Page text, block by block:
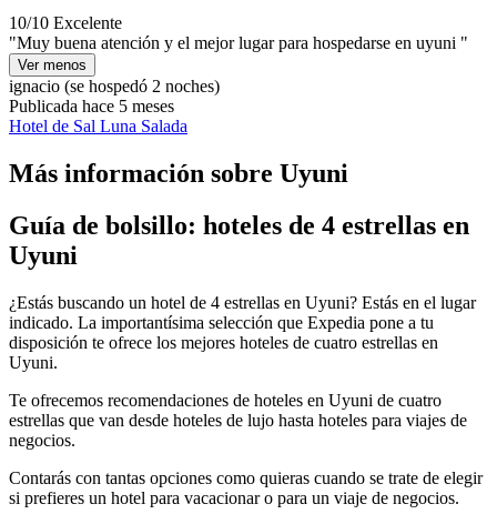
10/10 Excelente
"Muy buena atención y el mejor lugar para hospedarse en uyuni "
Ver menos
ignacio (se hospedó 2 noches)
Publicada hace 5 meses
Hotel de Sal Luna Salada
Más información sobre Uyuni
Guía de bolsillo: hoteles de 4 estrellas en
Uyuni
¿Estás buscando un hotel de 4 estrellas en Uyuni? Estás en el lugar
indicado. La importantísima selección que Expedia pone a tu
disposición te ofrece los mejores hoteles de cuatro estrellas en
Uyuni.
Te ofrecemos recomendaciones de hoteles en Uyuni de cuatro
estrellas que van desde hoteles de lujo hasta hoteles para viajes de
negocios.
Contarás con tantas opciones como quieras cuando se trate de elegir
si prefieres un hotel para vacacionar o para un viaje de negocios.